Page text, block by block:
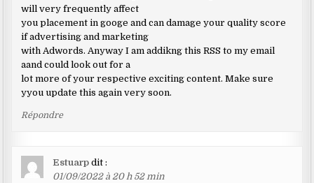
will very frequently affect
you placement in googe and can damage your quality score
if advertising and marketing
with Adwords. Anyway I am addikng this RSS to my email
aand could look out for a
lot more of your respective exciting content. Make sure
yyou update this again very soon.
Répondre
Estuarp dit :
01/09/2022 à 20 h 52 min